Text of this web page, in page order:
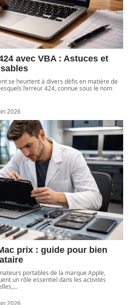
avec VBA : Astuces et
se heurtent à divers défis en matière de
l’erreur 424, connue sous le nom
2026
prix : guide pour bien
portables de la marque Apple,
un rôle essentiel dans les activités
…
2026